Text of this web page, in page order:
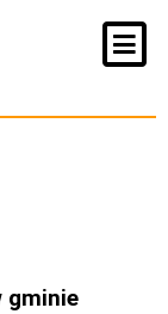
gminie